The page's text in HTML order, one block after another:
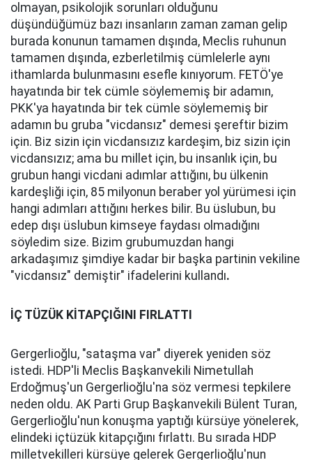
olmayan, psikolojik sorunları olduğunu
düşündüğümüz bazı insanların zaman zaman gelip
burada konunun tamamen dışında, Meclis ruhunun
tamamen dışında, ezberletilmiş cümlelerle aynı
ithamlarda bulunmasını esefle kınıyorum. FETÖ'ye
hayatında bir tek cümle söylememiş bir adamın,
PKK'ya hayatında bir tek cümle söylememiş bir
adamın bu gruba "vicdansız" demesi şereftir bizim
için. Biz sizin için vicdansızız kardeşim, biz sizin için
vicdansızız; ama bu millet için, bu insanlık için, bu
grubun hangi vicdani adımlar attığını, bu ülkenin
kardeşliği için, 85 milyonun beraber yol yürümesi için
hangi adımları attığını herkes bilir. Bu üslubun, bu
edep dışı üslubun kimseye faydası olmadığını
söyledim size. Bizim grubumuzdan hangi
arkadaşımız şimdiye kadar bir başka partinin vekiline
"vicdansız" demiştir" ifadelerini kullandı.
İÇ TÜZÜK KİTAPÇIĞINI FIRLATTI
Gergerlioğlu, "sataşma var" diyerek yeniden söz
istedi. HDP'li Meclis Başkanvekili Nimetullah
Erdoğmuş'un Gergerlioğlu'na söz vermesi tepkilere
neden oldu. AK Parti Grup Başkanvekili Bülent Turan,
Gergerlioğlu'nun konuşma yaptığı kürsüye yönelerek,
elindeki içtüzük kitapçığını fırlattı. Bu sırada HDP
milletvekilleri kürsüye gelerek Gergerlioğlu'nun